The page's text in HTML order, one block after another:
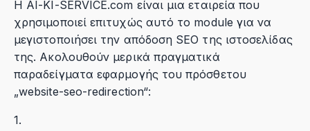
Η AI-KI-SERVICE.com είναι μια εταιρεία που
χρησιμοποιεί επιτυχώς αυτό το module για να
μεγιστοποιήσει την απόδοση SEO της ιστοσελίδας
της. Ακολουθούν μερικά πραγματικά
παραδείγματα εφαρμογής του πρόσθετου
„website-seo-redirection“:
1.